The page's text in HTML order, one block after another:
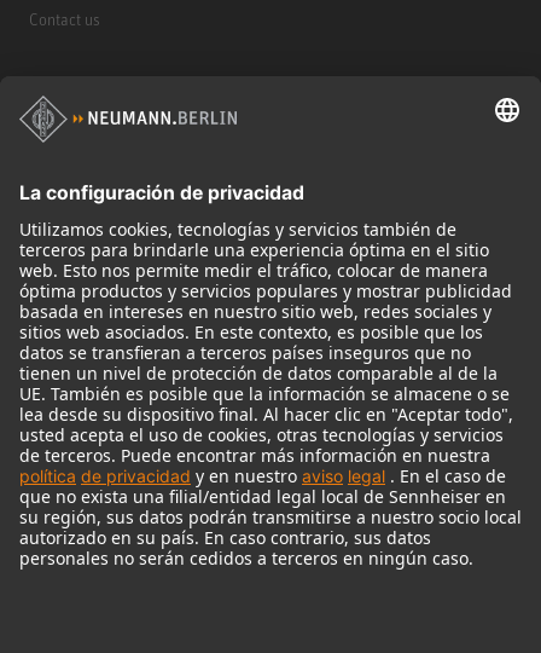
Contact us
Micrófonos
Monitores
Monitor Accessories
Auriculares
Micrófonos Legendarios
Audio Interface